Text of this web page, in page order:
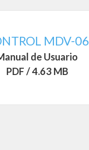
MDV-06
de Usuario
PDF / 4.63 MB